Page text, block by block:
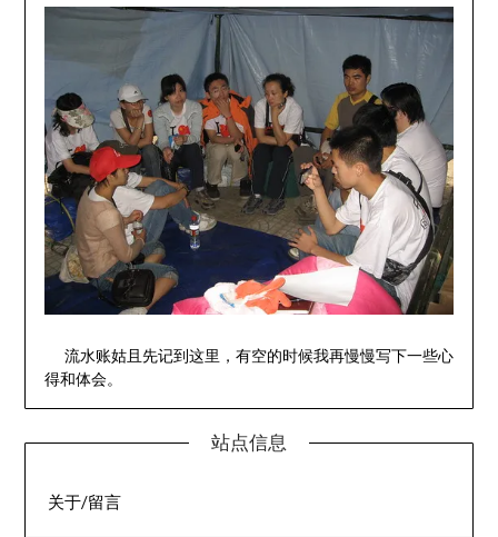
流水账姑且先记到这里，有空的时候我再慢慢写下一些心
得和体会。
站点信息
关于/留言